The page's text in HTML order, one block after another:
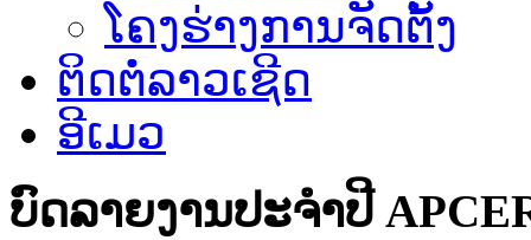
ໂຄງຮ່າງການຈັດຕັ້ງ
ຕິດຕໍ່ລາວເຊີດ
ອີເມວ
ບົດລາຍງານປະຈຳປີ